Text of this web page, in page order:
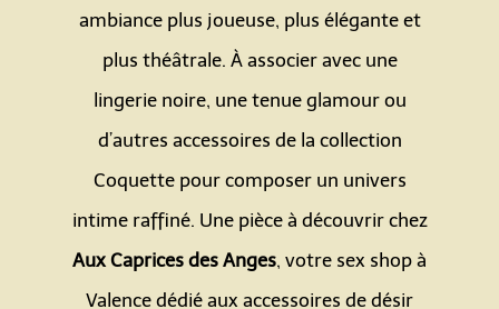
ambiance plus joueuse, plus élégante et
plus théâtrale. À associer avec une
lingerie noire, une tenue glamour ou
d’autres accessoires de la collection
Coquette pour composer un univers
intime raffiné. Une pièce à découvrir chez
Aux Caprices des Anges, votre sex shop à
Valence dédié aux accessoires de désir